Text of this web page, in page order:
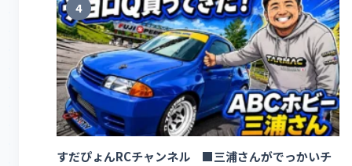
4
すだぴょんRCチャンネル ■三浦さんがでっかいチ